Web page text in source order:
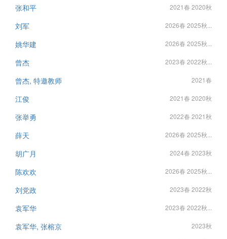
张和平 2021春 2020秋
刘军 2026春 2025秋...
姚华建 2026春 2025秋...
曾杰 2023春 2022秋...
曾杰, 特邀教师 2021春
江俊 2021春 2020秋
张举勇 2022春 2021秋
薛天 2026春 2025秋...
胡广月 2024春 2023秋
陈欢欢 2026春 2025秋...
刘党政 2023春 2022秋
袁军华 2023春 2022秋...
袁军华, 张榕京 2023秋